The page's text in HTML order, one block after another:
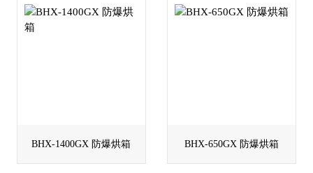
BHX-1400GX 防爆烘箱 BHX-650GX 防爆烘箱